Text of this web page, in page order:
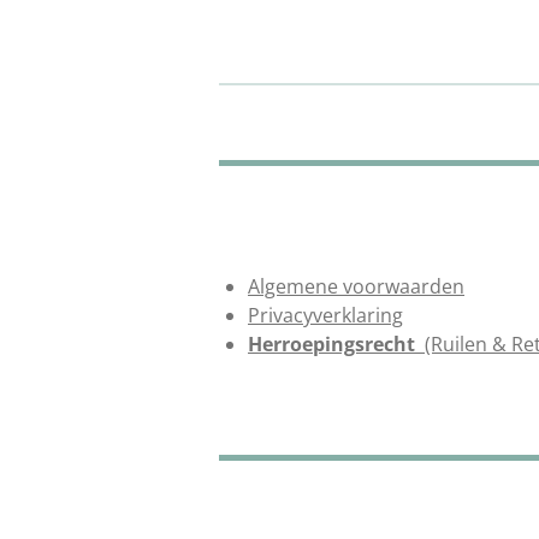
Algemene voorwaarden
Privacyverklaring
Herroepingsrecht (Ruilen &